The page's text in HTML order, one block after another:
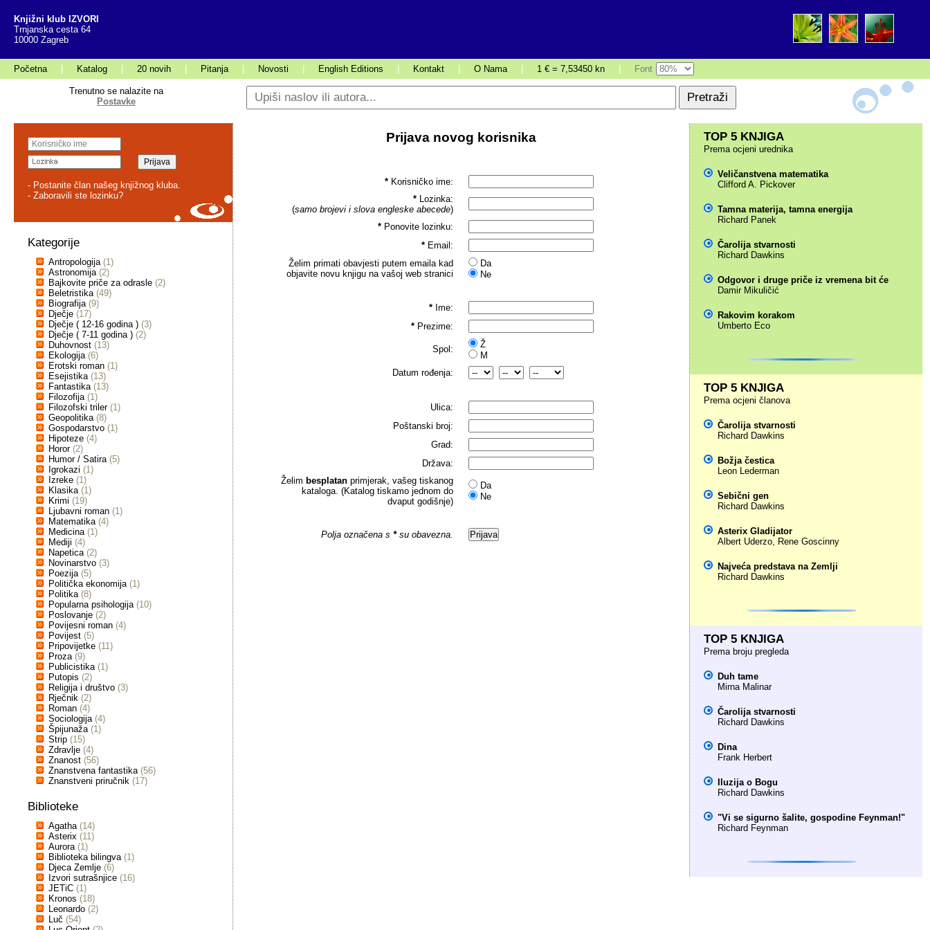
Knjižni klub IZVORI
Trnjanska cesta 64
10000 Zagreb
Početna Katalog 20 novih Pitanja Novosti English Editions Kontakt O Nama 1 € = 7,53450 kn Font
Trenutno se nalazite na
Postavke
- Postanite član našeg knjižnog kluba.
- Zaboravili ste lozinku?
Kategorije
Antropologija (1)
Astronomija (2)
Bajkovite priče za odrasle (2)
Beletristika (49)
Biografija (9)
Dječje (17)
Dječje ( 12-16 godina ) (3)
Dječje ( 7-11 godina ) (2)
Duhovnost (13)
Ekologija (6)
Erotski roman (1)
Esejistika (13)
Fantastika (13)
Filozofija (1)
Filozofski triler (1)
Geopolitika (8)
Gospodarstvo (1)
Hipoteze (4)
Horor (2)
Humor / Satira (5)
Igrokazi (1)
Izreke (1)
Klasika (1)
Krimi (19)
Ljubavni roman (1)
Matematika (4)
Medicina (1)
Mediji (4)
Napetica (2)
Novinarstvo (3)
Poezija (5)
Politička ekonomija (1)
Politika (8)
Popularna psihologija (10)
Poslovanje (2)
Povijesni roman (4)
Povijest (5)
Pripovijetke (11)
Proza (9)
Publicistika (1)
Putopis (2)
Religija i društvo (3)
Rječnik (2)
Roman (4)
Sociologija (4)
Špijunaža (1)
Strip (15)
Zdravlje (4)
Znanost (56)
Znanstvena fantastika (56)
Znanstveni priručnik (17)
Biblioteke
Agatha (14)
Asterix (11)
Aurora (1)
Biblioteka bilingva (1)
Djeca Zemlje (6)
Izvori sutrašnjice (16)
JETiC (1)
Kronos (18)
Leonardo (2)
Luč (54)
Prijava novog korisnika
* Korisničko ime:
* Lozinka:
(samo brojevi i slova engleske abecede)
* Ponovite lozinku:
* Email:
Želim primati obavjesti putem emaila kad
objavite novu knjigu na vašoj web stranici
Da
Ne
* Ime:
* Prezime:
Spol:
Ž
M
Datum rođenja:
Ulica:
Poštanski broj:
Grad:
Država:
Želim besplatan primjerak, vašeg tiskanog
kataloga. (Katalog tiskamo jednom do
dvaput godišnje)
Da
Ne
Polja označena s*su obavezna.
TOP 5 KNJIGA
Prema ocjeni urednika
Veličanstvena matematika
Clifford A. Pickover
Tamna materija, tamna energija
Richard Panek
Čarolija stvarnosti
Richard Dawkins
Odgovor i druge priče iz vremena bit će
Damir Mikuličić
Rakovim korakom
Umberto Eco
TOP 5 KNJIGA
Prema ocjeni članova
Čarolija stvarnosti
Richard Dawkins
Božja čestica
Leon Lederman
Sebični gen
Richard Dawkins
Asterix Gladijator
Albert Uderzo, Rene Goscinny
Najveća predstava na Zemlji
Richard Dawkins
TOP 5 KNJIGA
Prema broju pregleda
Duh tame
Mirna Malinar
Čarolija stvarnosti
Richard Dawkins
Dina
Frank Herbert
Iluzija o Bogu
Richard Dawkins
"Vi se sigurno šalite, gospodine Feynman!"
Richard Feynman